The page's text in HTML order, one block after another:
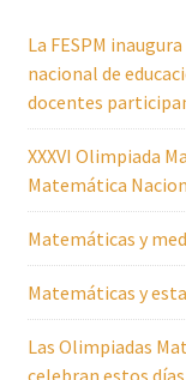
La FESPM
nacional de
docentes
XXXVI Olimpiada
Matemática
Matemáticas y
Matemáticas y
Las Olimpiadas
celebran estos